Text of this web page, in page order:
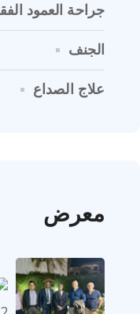
جراحة العمود
الجنف
علاج الصداع
معرض